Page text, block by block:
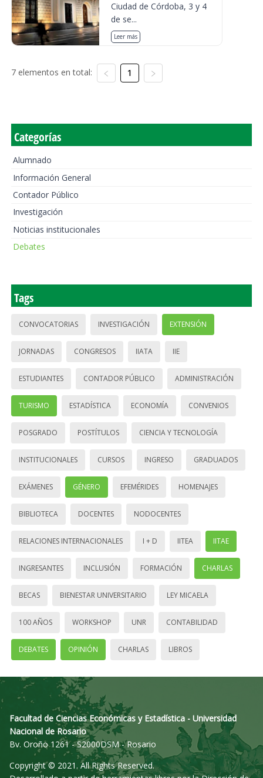
Ciudad de Córdoba, 3 y 4
de se...
Leer más
7 elementos en total: 1
Categorías
Alumnado
Información General
Contador Público
Investigación
Noticias institucionales
Debates
Tags
CONVOCATORIAS INVESTIGACIÓN EXTENSIÓN
JORNADAS CONGRESOS IIATA IIE
ESTUDIANTES CONTADOR PÚBLICO ADMINISTRACIÓN
TURISMO ESTADÍSTICA ECONOMÍA CONVENIOS
POSGRADO POSTÍTULOS CIENCIA Y TECNOLOGÍA
INSTITUCIONALES CURSOS INGRESO GRADUADOS
EXÁMENES GÉNERO EFEMÉRIDES HOMENAJES
BIBLIOTECA DOCENTES NODOCENTES
RELACIONES INTERNACIONALES I + D IITEA IITAE
INGRESANTES INCLUSIÓN FORMACIÓN CHARLAS
BECAS BIENESTAR UNIVERSITARIO LEY MICAELA
100 AÑOS WORKSHOP UNR CONTABILIDAD
DEBATES OPINIÓN CHARLAS LIBROS
Facultad de Ciencias Económicas y Estadística - Universidad
Nacional de Rosario
Bv. Oroño 1261 - S2000DSM - Rosario
Copyright © 2021. All Rights Reserved.